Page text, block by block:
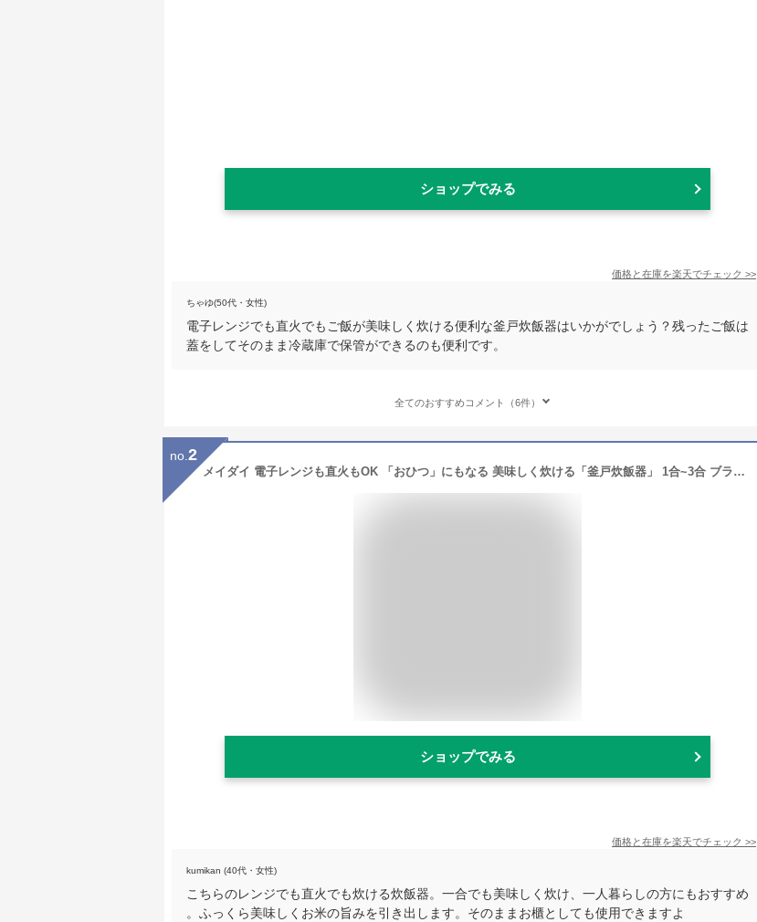
ショップでみる
価格と在庫を楽天でチェック >>
ちゃゆ(50代・女性)
電子レンジでも直火でもご飯が美味しく炊ける便利な釜戸炊飯器はいかがでしょう？残ったご飯は
蓋をしてそのまま冷蔵庫で保管ができるのも便利です。
全てのおすすめコメント（6件）
no. 2
メイダイ 電子レンジも直火もOK 「おひつ」にもなる 美味しく炊ける「釜戸炊飯器」 1合~3合 ブラック
ショップでみる
価格と在庫を楽天でチェック >>
kumikan (40代・女性)
こちらのレンジでも直火でも炊ける炊飯器。一合でも美味しく炊け、一人暮らしの方にもおすすめ
。ふっくら美味しくお米の旨みを引き出します。そのままお櫃としても使用できますよ